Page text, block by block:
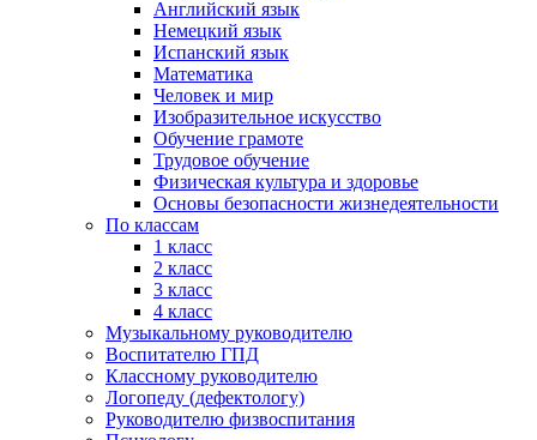
Английский язык
Немецкий язык
Испанский язык
Математика
Человек и мир
Изобразительное искусство
Обучение грамоте
Трудовое обучение
Физическая культура и здоровье
Основы безопасности жизнедеятельности
По классам
1 класс
2 класс
3 класс
4 класс
Музыкальному руководителю
Воспитателю ГПД
Классному руководителю
Логопеду (дефектологу)
Руководителю физвоспитания